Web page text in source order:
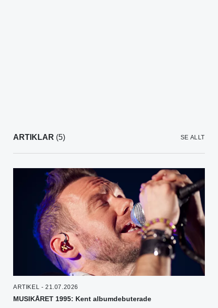
ARTIKLAR (5) SE ALLT
ARTIKEL - 21.07.2026
MUSIKÅRET 1995: Kent albumdebuterade